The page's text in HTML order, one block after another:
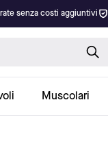
senza costi aggiuntivi
Muscolari